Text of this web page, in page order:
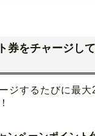
券をチャージし
ジするたびに最